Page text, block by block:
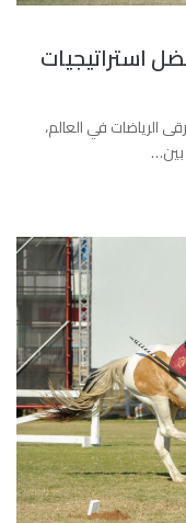
استراتيجيات
الرياضات في العالم،